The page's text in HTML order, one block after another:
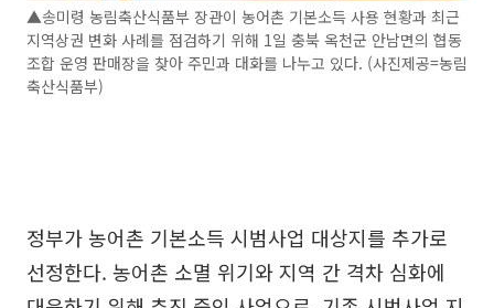
▲송미령 농림축산식품부 장관이 농어촌 기본소득 사용 현황과 최근
지역상권 변화 사례를 점검하기 위해 1일 충북 옥천군 안남면의 협동
조합 운영 판매장을 찾아 주민과 대화를 나누고 있다. (사진제공=농림
축산식품부)
정부가 농어촌 기본소득 시범사업 대상지를 추가로
선정한다. 농어촌 소멸 위기와 지역 간 격차 심화에